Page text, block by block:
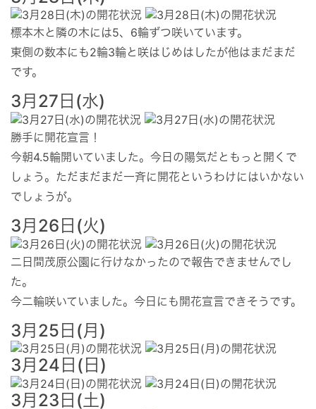
標本木と隣の木には5、6輪ずつ咲いています。
東側の数本にも2輪3輪と咲はじめはしたが他はまだまだ
です。
3月27日(水)
勝手に開花宣言！
今朝4.5輪開いていました。今日の陽気だともっと開くで
しょう。ただまだまだ一斉に開花というわけにはいかない
でしょうが。
3月26日(火)
二日間茂原公園に行けなかったので報告できませんでし
た。
今二輪咲いていました。今日にも開花宣言できそうです。
3月25日(月)
3月24日(日)
3月23日(土)